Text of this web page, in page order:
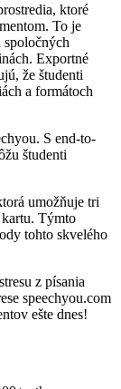
ktoré
To je
spoločných
Exportné
že študenti
a formátoch
S end-to-
študenti
umožňuje tri
Týmto
tohto skvelého
z písania
speechyou.com
ešte dnes!